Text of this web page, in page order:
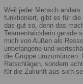
Weil jeder Mensch
funktioniert, gibt es für
das gut so, denn das
Teamentwicklerin gerade
mich von Außen als
unbefangene und
die Gruppe
Ratschlägen, sondern
für die Zukunft aus sich